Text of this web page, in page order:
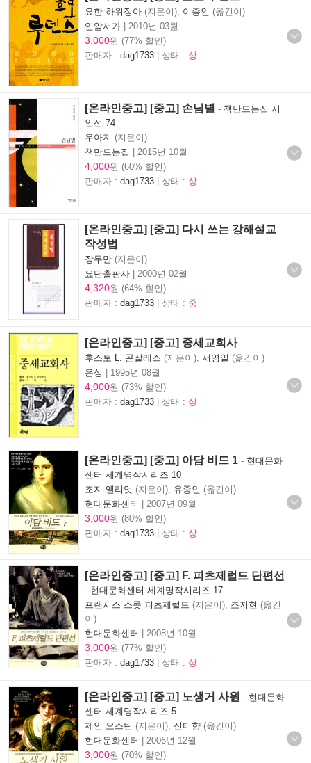
요한 하위징아 (지은이), 이종인 (옮긴이)
연암서가 | 2010년 03월
3,000원 (77% 할인)
판매자 : dag1733 | 상태 : 상
[온라인중고] [중고] 손님별 - 책만드는집 시
인선 74
우아지 (지은이)
책만드는집 | 2015년 10월
4,000원 (60% 할인)
판매자 : dag1733 | 상태 : 상
[온라인중고] [중고] 다시 쓰는 강해설교
작성법
장두만 (지은이)
요단출판사 | 2000년 02월
4,320원 (64% 할인)
판매자 : dag1733 | 상태 : 중
[온라인중고] [중고] 중세교회사
후스토 L. 곤잘레스 (지은이), 서영일 (옮긴이)
은성 | 1995년 08월
4,000원 (73% 할인)
판매자 : dag1733 | 상태 : 상
[온라인중고] [중고] 아담 비드 1 - 현대문화
센터 세계명작시리즈 10
조지 엘리엇 (지은이), 유종인 (옮긴이)
현대문화센터 | 2007년 09월
3,000원 (80% 할인)
판매자 : dag1733 | 상태 : 상
[온라인중고] [중고] F. 피츠제럴드 단편선
- 현대문화센터 세계명작시리즈 17
프랜시스 스콧 피츠제럴드 (지은이), 조지현 (옮긴
이)
현대문화센터 | 2008년 10월
3,000원 (77% 할인)
판매자 : dag1733 | 상태 : 상
[온라인중고] [중고] 노생거 사원 - 현대문화
센터 세계명작시리즈 5
제인 오스틴 (지은이), 신미향 (옮긴이)
현대문화센터 | 2006년 12월
3,000원 (70% 할인)